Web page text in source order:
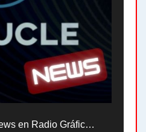
El Bucle News en Radio Gráfica. Bloque 2 . 28.04.24